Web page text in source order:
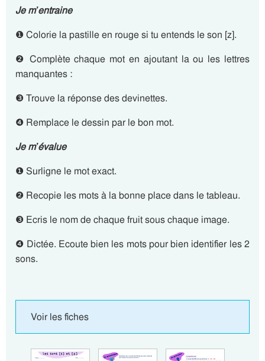
Je m’entraine
❶ Colorie la pastille en rouge si tu entends le son [z].
❷ Complète chaque mot en ajoutant la ou les lettres
manquantes :
❸ Trouve la réponse des devinettes.
❹ Remplace le dessin par le bon mot.
Je m’évalue
❶ Surligne le mot exact.
❷ Recopie les mots à la bonne place dans le tableau.
❸ Ecris le nom de chaque fruit sous chaque image.
❹ Dictée. Ecoute bien les mots pour bien identifier les 2
sons.
Voir les fiches